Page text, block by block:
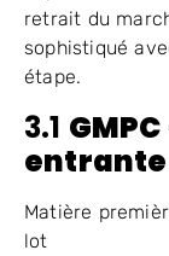
retrait du
sophistiqué
étape.
3.1 GMPC
entrante
Matière
lot